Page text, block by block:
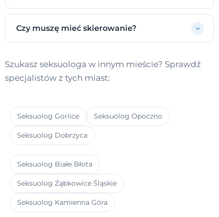
Czy muszę mieć skierowanie?
Szukasz seksuologa w innym mieście? Sprawdź
specjalistów z tych miast:
Seksuolog Gorlice Seksuolog Opoczno
Seksuolog Dobrzyca
Seksuolog Białe Błota
Seksuolog Ząbkowice Śląskie
Seksuolog Kamienna Góra